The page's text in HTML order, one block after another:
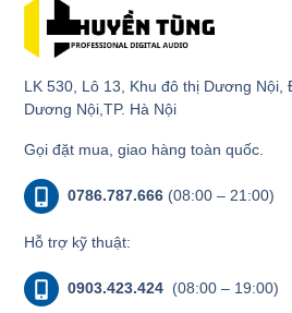
LK 530, Lô 13, Khu đô thị Dương Nội,
Dương Nội,TP. Hà Nội
Gọi đặt mua, giao hàng toàn quốc.
0786.787.666 (08:00 – 21:00)
Hỗ trợ kỹ thuật:
0903.423.424 (08:00 – 19:00)